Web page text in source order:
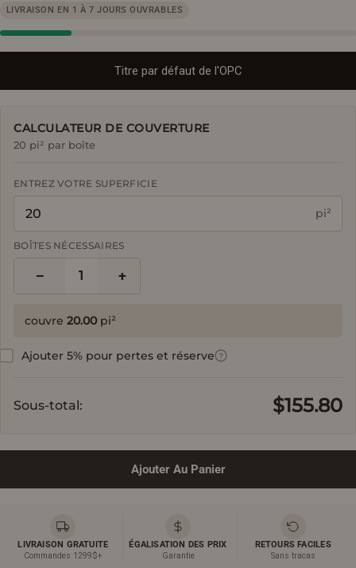
LIVRAISON EN 1 À 7 JOURS OUVRABLES
Titre par défaut de l'OPC
CALCULATEUR DE COUVERTURE
20 pi² par boîte
ENTREZ VOTRE SUPERFICIE
pi²
BOÎTES NÉCESSAIRES
− 1 +
couvre 20.00 pi²
Ajouter 5% pour pertes et réserve ?
Sous-total: $155.80
Ajouter Au Panier
LIVRAISON GRATUITE
Commandes 1299$+
ÉGALISATION DES PRIX
Garantie
RETOURS FACILES
Sans tracas